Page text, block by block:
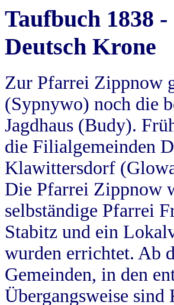
Taufbuch 1838
Deutsch Krone
Zur Pfarrei Zippnow
(Sypnywo) noch die
Jagdhaus (Budy).
die Filialgemeinden
Klawittersdorf
Die Pfarrei Zippnow
selbständige Pfarrei
Stabitz und ein
wurden errichtet. Ab
Gemeinden, in den
Übergangsweise sind